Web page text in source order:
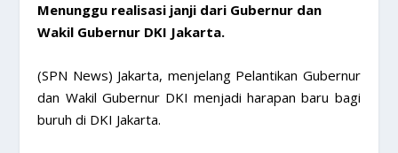
Menunggu realisasi janji dari Gubernur dan
Wakil Gubernur DKI Jakarta.
(SPN News) Jakarta, menjelang Pelantikan Gubernur
dan Wakil Gubernur DKI menjadi harapan baru bagi
buruh di DKI Jakarta.